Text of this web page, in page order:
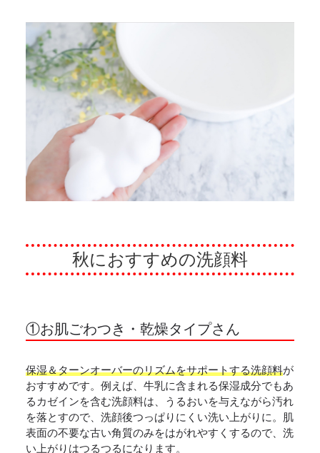
秋におすすめの洗顔料
①お肌ごわつき・乾燥タイプさん
保湿＆ターンオーバーのリズムをサポートする洗顔料が
おすすめです。例えば、牛乳に含まれる保湿成分でもあ
るカゼインを含む洗顔料は、うるおいを与えながら汚れ
を落とすので、洗顔後つっぱりにくい洗い上がりに。肌
表面の不要な古い角質のみをはがれやすくするので、洗
い上がりはつるつるになります。